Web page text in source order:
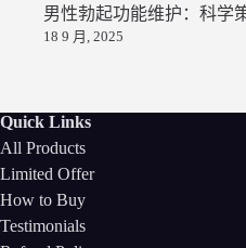
男性勃起功能维护：科学
18 9 月, 2025
Quick Links
All Products
Limited Offer
How to Buy
Testimonials